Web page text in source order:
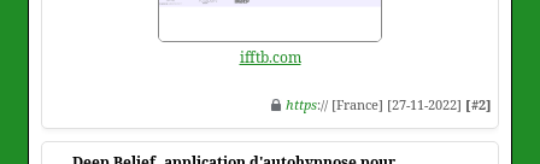
ifftb.com
https:// [France] [27-11-2022] [#2]